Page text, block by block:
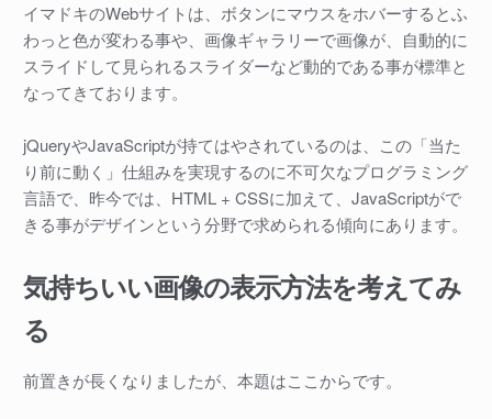
イマドキのWebサイトは、ボタンにマウスをホバーするとふ
わっと色が変わる事や、画像ギャラリーで画像が、自動的に
スライドして見られるスライダーなど動的である事が標準と
なってきております。
jQueryやJavaScriptが持てはやされているのは、この「当た
り前に動く」仕組みを実現するのに不可欠なプログラミング
言語で、昨今では、HTML + CSSに加えて、JavaScriptがで
きる事がデザインという分野で求められる傾向にあります。
気持ちいい画像の表示方法を考えてみ
る
前置きが長くなりましたが、本題はここからです。